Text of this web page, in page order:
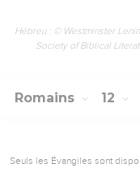
Hébreu : © Westminster
Society of Biblical
Romains 12
Seuls les Évangiles sont